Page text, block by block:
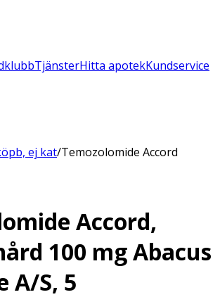
TjänsterHitta apotekKundservice
ej kat/Temozolomide Accord
Accord,
100 mg Abacus
A/S, 5